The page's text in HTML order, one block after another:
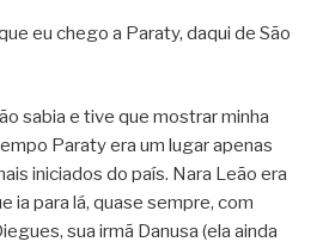
eu chego a Paraty, daqui de São
sabia e tive que mostrar minha
Paraty era um lugar apenas
iniciados do país. Nara Leão era
ia para lá, quase sempre, com
sua irmã Danusa (ela ainda